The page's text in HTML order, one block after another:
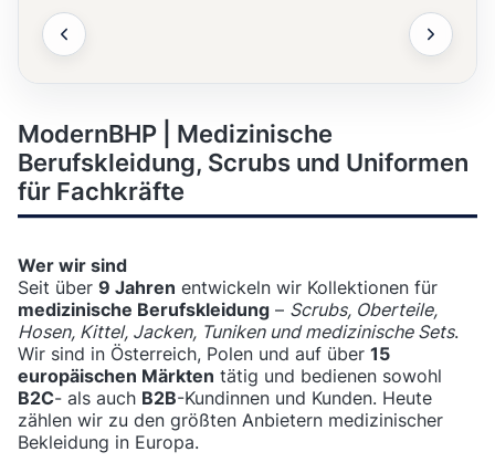
ModernBHP | Medizinische
Berufskleidung, Scrubs und Uniformen
für Fachkräfte
Wer wir sind
Seit über 9 Jahren entwickeln wir Kollektionen für
medizinische Berufskleidung – Scrubs, Oberteile,
Hosen, Kittel, Jacken, Tuniken und medizinische Sets.
Wir sind in Österreich, Polen und auf über 15
europäischen Märkten tätig und bedienen sowohl
B2C- als auch B2B-Kundinnen und Kunden. Heute
zählen wir zu den größten Anbietern medizinischer
Bekleidung in Europa.